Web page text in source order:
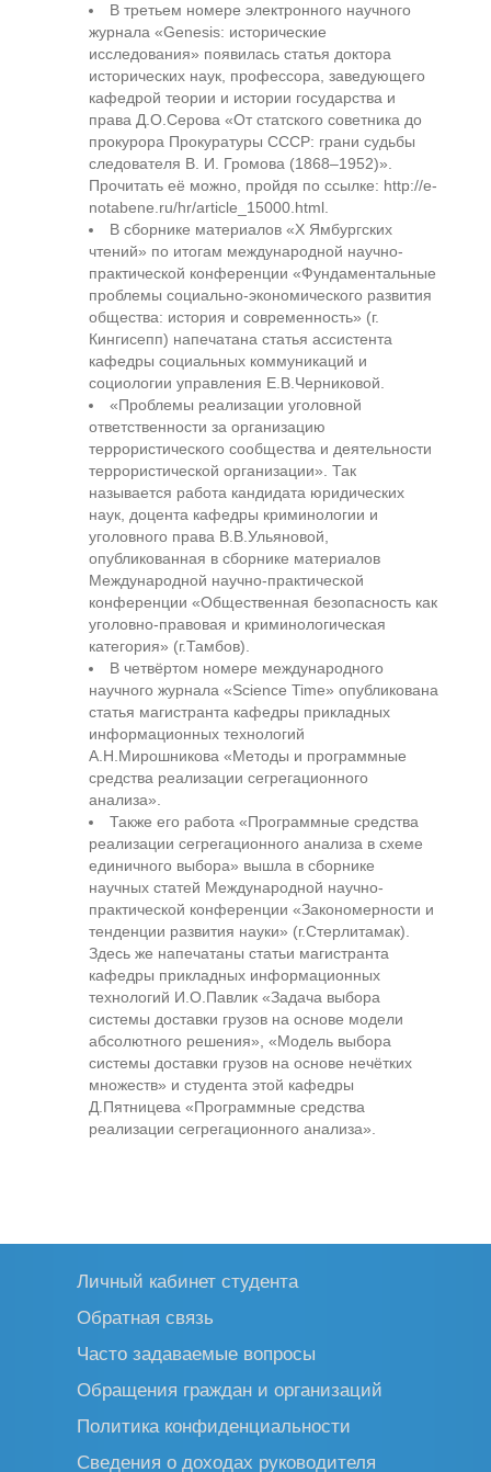
В третьем номере электронного научного
журнала «Genesis: исторические
исследования» появилась статья доктора
исторических наук, профессора, заведующего
кафедрой теории и истории государства и
права Д.О.Серова «От статского советника до
прокурора Прокуратуры СССР: грани судьбы
следователя В. И. Громова (1868–1952)».
Прочитать её можно, пройдя по ссылке: http://e-
notabene.ru/hr/article_15000.html.
В сборнике материалов «Х Ямбургских
чтений» по итогам международной научно-
практической конференции «Фундаментальные
проблемы социально-экономического развития
общества: история и современность» (г.
Кингисепп) напечатана статья ассистента
кафедры социальных коммуникаций и
социологии управления Е.В.Черниковой.
«Проблемы реализации уголовной
ответственности за организацию
террористического сообщества и деятельности
террористической организации». Так
называется работа кандидата юридических
наук, доцента кафедры криминологии и
уголовного права В.В.Ульяновой,
опубликованная в сборнике материалов
Международной научно-практической
конференции «Общественная безопасность как
уголовно-правовая и криминологическая
категория» (г.Тамбов).
В четвёртом номере международного
научного журнала «Science Time» опубликована
статья магистранта кафедры прикладных
информационных технологий
А.Н.Мирошникова «Методы и программные
средства реализации сегрегационного
анализа».
Также его работа «Программные средства
реализации сегрегационного анализа в схеме
единичного выбора» вышла в сборнике
научных статей Международной научно-
практической конференции «Закономерности и
тенденции развития науки» (г.Стерлитамак).
Здесь же напечатаны статьи магистранта
кафедры прикладных информационных
технологий И.О.Павлик «Задача выбора
системы доставки грузов на основе модели
абсолютного решения», «Модель выбора
системы доставки грузов на основе нечётких
множеств» и студента этой кафедры
Д.Пятницева «Программные средства
реализации сегрегационного анализа».
Личный кабинет студента
Обратная связь
Часто задаваемые вопросы
Обращения граждан и организаций
Политика конфиденциальности
Сведения о доходах руководителя